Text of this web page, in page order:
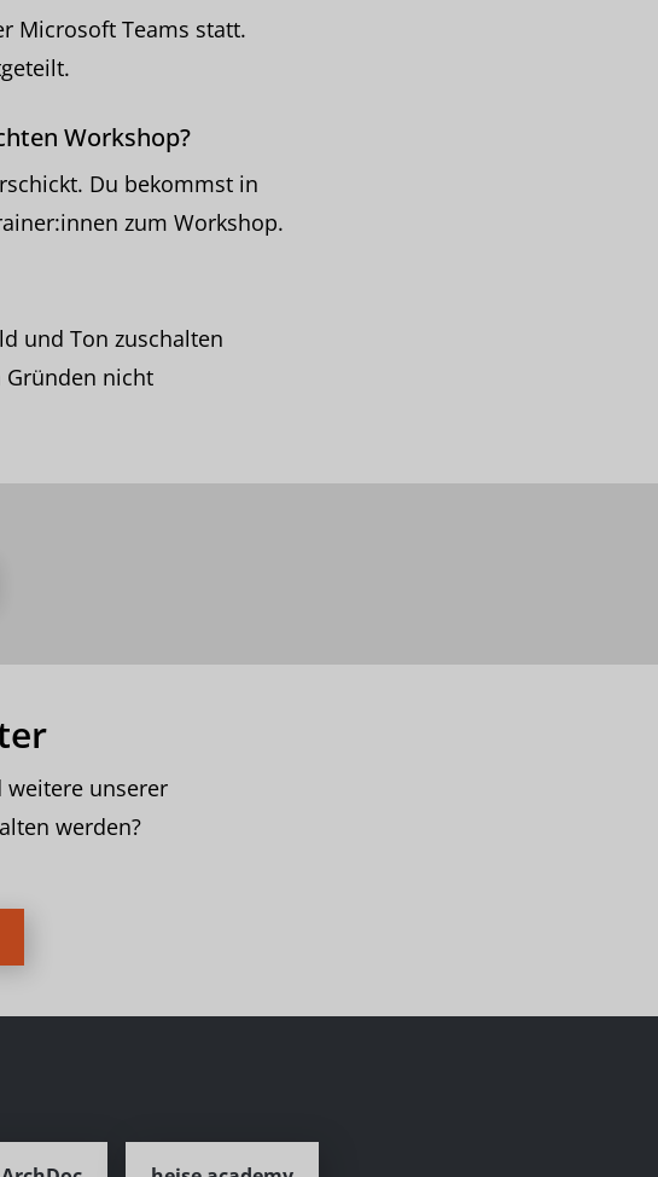
Microsoft Teams statt.
Workshop?
Du bekommst in
zum Workshop.
und Ton zuschalten
Gründen nicht
weitere unserer
werden?